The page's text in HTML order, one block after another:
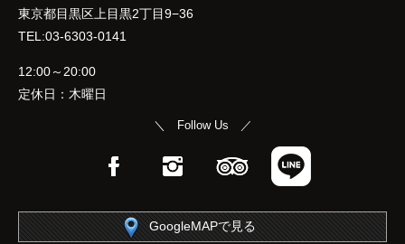
東京都目黒区上目黒2丁目9−36
TEL:03-6303-0141
12:00～20:00
定休日：木曜日
＼ Follow Us ／
FacebookInstagramTripAdvisor
GoogleMAPで見る